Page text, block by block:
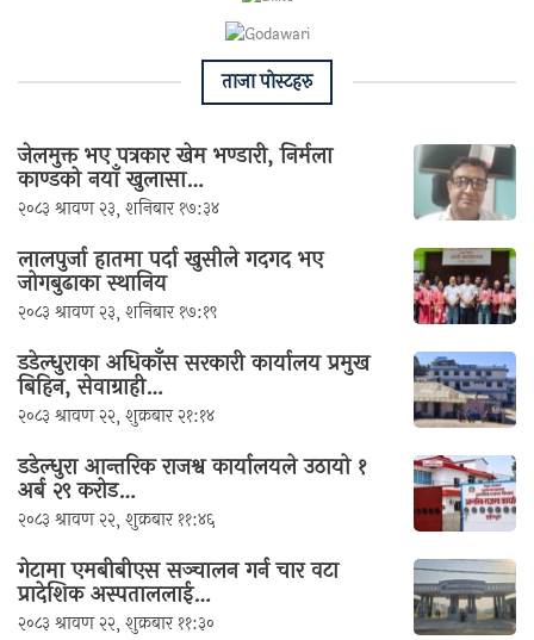
ताजा पाेस्टहरु
जेलमुक्त भए पत्रकार खेम भण्डारी, निर्मला
काण्डको नयाँ खुलासा…
२०८३ श्रावण २३, शनिबार १७:३४
लालपुर्जा हातमा पर्दा खुसीले गदगद भए
जोगबुढाका स्थानिय
२०८३ श्रावण २३, शनिबार १७:१९
डडेल्धुराका अधिकाँस सरकारी कार्यालय प्रमुख
बिहिन, सेवाग्राही…
२०८३ श्रावण २२, शुक्रबार २१:१४
डडेल्धुरा आन्तरिक राजश्व कार्यालयले उठायो १
अर्ब २९ करोड…
२०८३ श्रावण २२, शुक्रबार ११:४६
गेटामा एमबीबीएस सञ्चालन गर्न चार वटा
प्रादेशिक अस्पताललाई…
२०८३ श्रावण २२, शुक्रबार ११:३०